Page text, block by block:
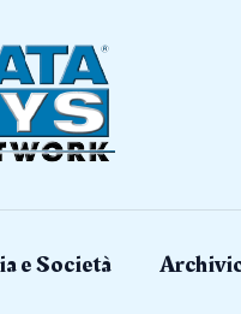
e Società